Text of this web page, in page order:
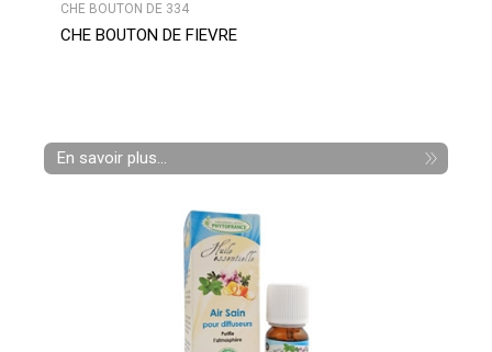
CHE BOUTON DE 334
CHE BOUTON DE FIEVRE
En savoir plus...